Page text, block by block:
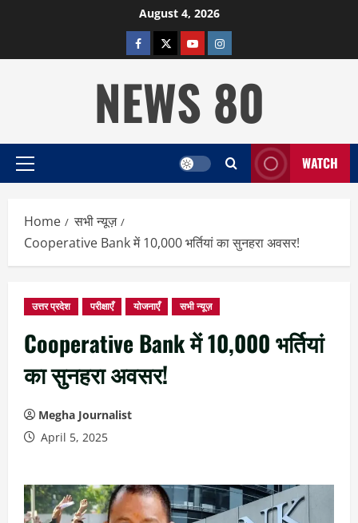
August 4, 2026
facebooktwitterYOUTUBE
instagram
NEWS 80
Primary
WATCH
Home
सभी न्यूज़
Cooperative Bank में 10,000 भर्तियां का सुनहरा अवसर!
उत्तर प्रदेश परीक्षाएँ योजनाएँ सभी न्यूज़
Cooperative Bank में 10,000 भर्तियां
का सुनहरा अवसर!
Megha Journalist
April 5, 2025